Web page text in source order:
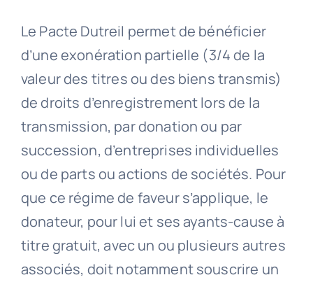
Le Pacte Dutreil permet de bénéficier
d’une exonération partielle (3/4 de la
valeur des titres ou des biens transmis)
de droits d’enregistrement lors de la
transmission, par donation ou par
succession, d’entreprises individuelles
ou de parts ou actions de sociétés. Pour
que ce régime de faveur s’applique, le
donateur, pour lui et ses ayants-cause à
titre gratuit, avec un ou plusieurs autres
associés, doit notamment souscrire un